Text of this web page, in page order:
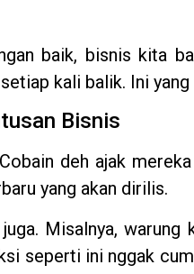
baik, bisnis kita
kali balik. Ini
Bisnis
deh ajak
yang akan dirilis.
Misalnya,
seperti ini nggak